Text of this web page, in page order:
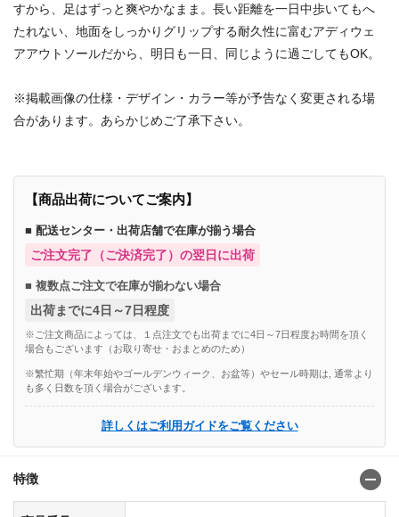
すから、足はずっと爽やかなまま。長い距離を一日中歩いてもへ
たれない、地面をしっかりグリップする耐久性に富むアディウェ
アアウトソールだから、明日も一日、同じように過ごしてもOK。
※掲載画像の仕様・デザイン・カラー等が予告なく変更される場
合があります。あらかじめご了承下さい。
【商品出荷についてご案内】
■ 配送センター・出荷店舗で在庫が揃う場合
ご注文完了（ご決済完了）の翌日に出荷
■ 複数点ご注文で在庫が揃わない場合
出荷までに4日～7日程度
※ご注文商品によっては、１点注文でも出荷までに4日～7日程度お時間を頂く
場合もございます（お取り寄せ・おまとめのため）
※繁忙期（年末年始やゴールデンウィーク、お盆等）やセール時期は, 通常より
も多く日数を頂く場合がございます。
詳しくはご利用ガイドをご覧ください
特徴